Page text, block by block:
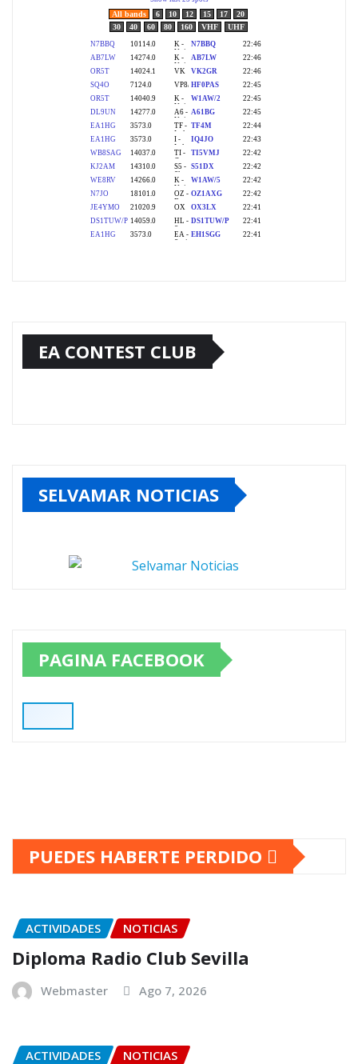
EA CONTEST CLUB
SELVAMAR NOTICIAS
PAGINA FACEBOOK
PUEDES HABERTE PERDIDO
ACTIVIDADES NOTICIAS
Diploma Radio Club Sevilla
Webmaster Ago 7, 2026
ACTIVIDADES NOTICIAS